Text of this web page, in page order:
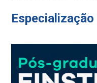
Especialização